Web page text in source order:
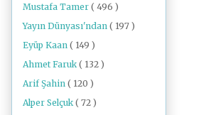
Mustafa Tamer ( 496 )
Yayın Dünyası'ndan ( 197 )
Eyüp Kaan ( 149 )
Ahmet Faruk ( 132 )
Arif Şahin ( 120 )
Alper Selçuk ( 72 )